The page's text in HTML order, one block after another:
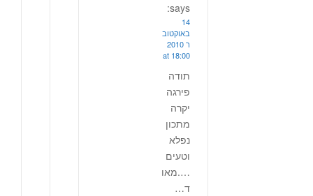
says:
14
באוקטוב
ר 2010
at 18:00
תודה
פירגה
יקרה
מתכון
נפלא
וטעים
….מאו
ד…